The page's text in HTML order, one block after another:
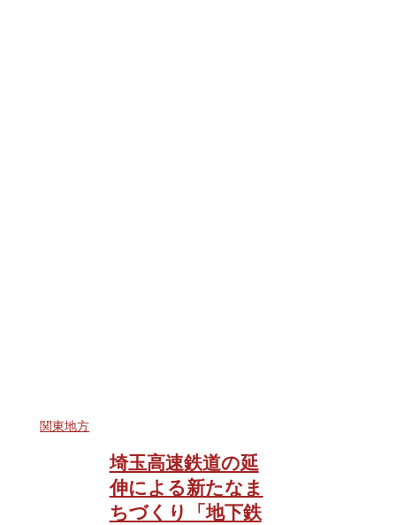
関東地方
埼玉高速鉄道の延
伸による新たなま
ちづくり「地下鉄